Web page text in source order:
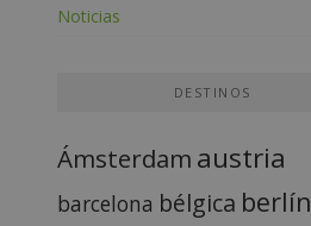
Noticias
DESTINOS
Ámsterdam austria
barcelona bélgica berlín